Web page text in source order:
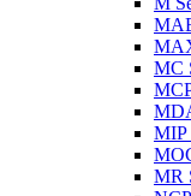
MC
MIP
MR